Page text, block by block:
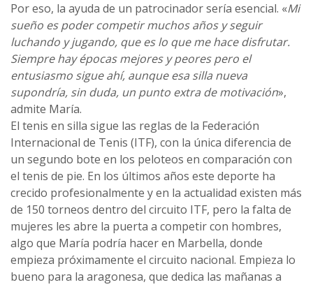
Por eso, la ayuda de un patrocinador sería esencial. «Mi
sueño es poder competir muchos años y seguir
luchando y jugando, que es lo que me hace disfrutar.
Siempre hay épocas mejores y peores pero el
entusiasmo sigue ahí, aunque esa silla nueva
supondría, sin duda, un punto extra de motivación»,
admite María.
El tenis en silla sigue las reglas de la Federación
Internacional de Tenis (ITF), con la única diferencia de
un segundo bote en los peloteos en comparación con
el tenis de pie. En los últimos años este deporte ha
crecido profesionalmente y en la actualidad existen más
de 150 torneos dentro del circuito ITF, pero la falta de
mujeres les abre la puerta a competir con hombres,
algo que María podría hacer en Marbella, donde
empieza próximamente el circuito nacional. Empieza lo
bueno para la aragonesa, que dedica las mañanas a